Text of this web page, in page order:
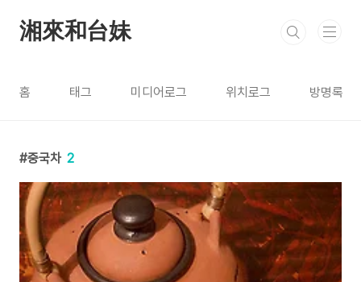
湘來和台妹
홈 태그 미디어로그 위치로그 방명록
중국차 2